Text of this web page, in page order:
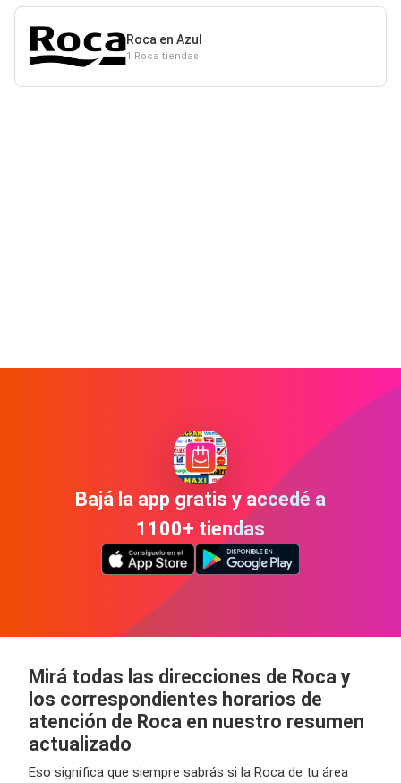
Roca en Azul
1 Roca tiendas
Bajá la app gratis y accedé a
1100+ tiendas
Mirá todas las direcciones de Roca y
los correspondientes horarios de
atención de Roca en nuestro resumen
actualizado
Eso significa que siempre sabrás si la Roca de tu área